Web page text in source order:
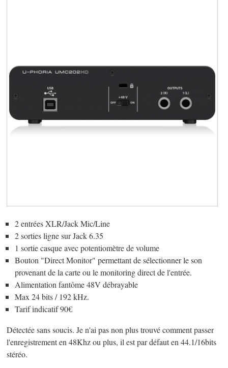
2 entrées XLR/Jack Mic/Line
2 sorties ligne sur Jack 6.35
1 sortie casque avec potentiomètre de volume
Bouton "Direct Monitor" permettant de sélectionner le son
provenant de la carte ou le monitoring direct de l'entrée.
Alimentation fantôme 48V débrayable
Max 24 bits / 192 kHz.
Tarif indicatif 90€
Détectée sans soucis. Je n'ai pas non plus trouvé comment passer
l'enregistrement en 48Khz ou plus, il est par défaut en 44.1/16bits
stéréo.